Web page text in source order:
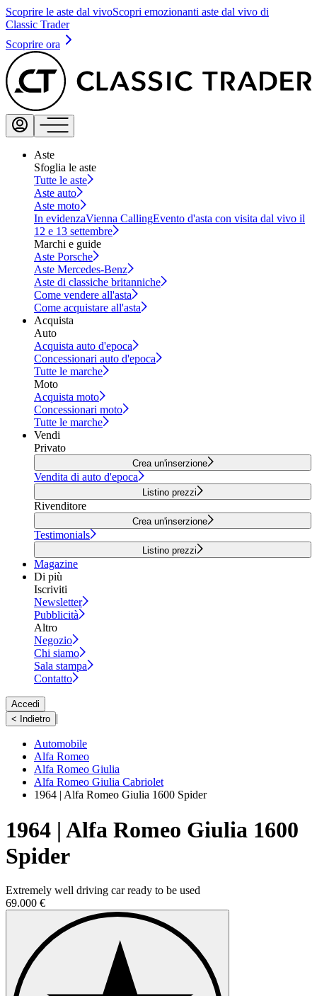
Scoprire le aste dal vivoScopri emozionanti aste dal vivo di
Classic Trader
Scoprire ora
Aste
Sfoglia le aste
Tutte le aste
Aste auto
Aste moto
In evidenzaVienna CallingEvento d'asta con visita dal vivo il
12 e 13 settembre
Marchi e guide
Aste Porsche
Aste Mercedes-Benz
Aste di classiche britanniche
Come vendere all'asta
Come acquistare all'asta
Acquista
Auto
Acquista auto d'epoca
Concessionari auto d'epoca
Tutte le marche
Moto
Acquista moto
Concessionari moto
Tutte le marche
Vendi
Privato
Crea un'inserzione
Vendita di auto d'epoca
Listino prezzi
Rivenditore
Crea un'inserzione
Testimonials
Listino prezzi
Magazine
Di più
Iscriviti
Newsletter
Pubblicità
Altro
Negozio
Chi siamo
Sala stampa
Contatto
Accedi
< Indietro |
Automobile
Alfa Romeo
Alfa Romeo Giulia
Alfa Romeo Giulia Cabriolet
1964 | Alfa Romeo Giulia 1600 Spider
1964 | Alfa Romeo Giulia 1600
Spider
Extremely well driving car ready to be used
69.000 €